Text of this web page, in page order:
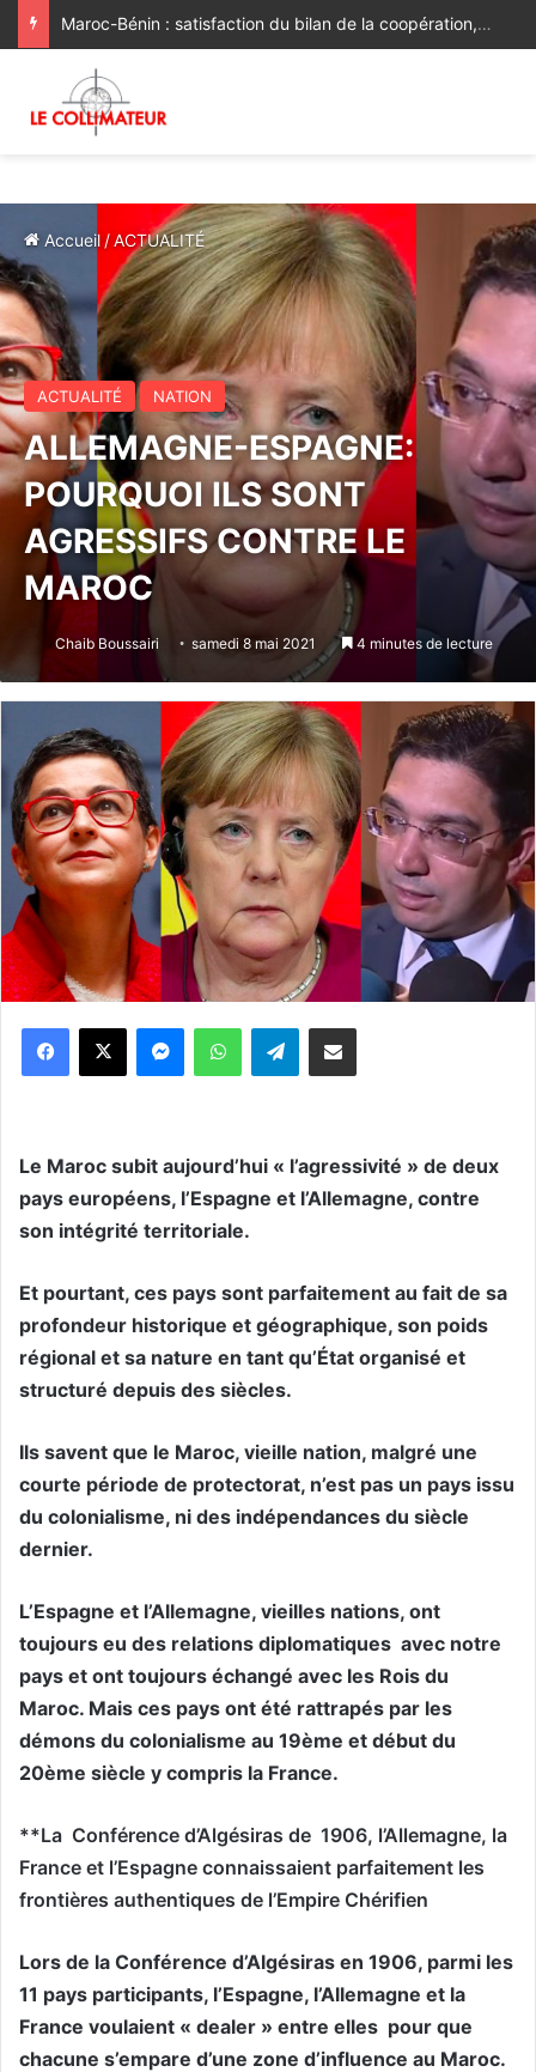
Maroc-Bénin : satisfaction du bilan de la coopération, volonté commune de la renforcer et de la diversifier davantage
Accueil/ACTUALITÉ
ACTUALITÉ NATION
ALLEMAGNE-ESPAGNE:
POURQUOI ILS SONT
AGRESSIFS CONTRE LE
MAROC
Chaib Boussairi samedi 8 mai 2021 4 minutes de lecture
WhatsApp Telegram
Le Maroc subit aujourd’hui « l’agressivité » de deux
pays européens, l’Espagne et l’Allemagne, contre
son intégrité territoriale.
Et pourtant, ces pays sont parfaitement au fait de sa
profondeur historique et géographique, son poids
régional et sa nature en tant qu’État organisé et
structuré depuis des siècles.
Ils savent que le Maroc, vieille nation, malgré une
courte période de protectorat, n’est pas un pays issu
du colonialisme, ni des indépendances du siècle
dernier.
L’Espagne et l’Allemagne, vieilles nations, ont
toujours eu des relations diplomatiques avec notre
pays et ont toujours échangé avec les Rois du
Maroc. Mais ces pays ont été rattrapés par les
démons du colonialisme au 19ème et début du
20ème siècle y compris la France.
**La Conférence d’Algésiras de 1906, l’Allemagne, la
France et l’Espagne connaissaient parfaitement les
frontières authentiques de l’Empire Chérifien
Lors de la Conférence d’Algésiras en 1906, parmi les
11 pays participants, l’Espagne, l’Allemagne et la
France voulaient « dealer » entre elles pour que
chacune s’empare d’une zone d’influence au Maroc.